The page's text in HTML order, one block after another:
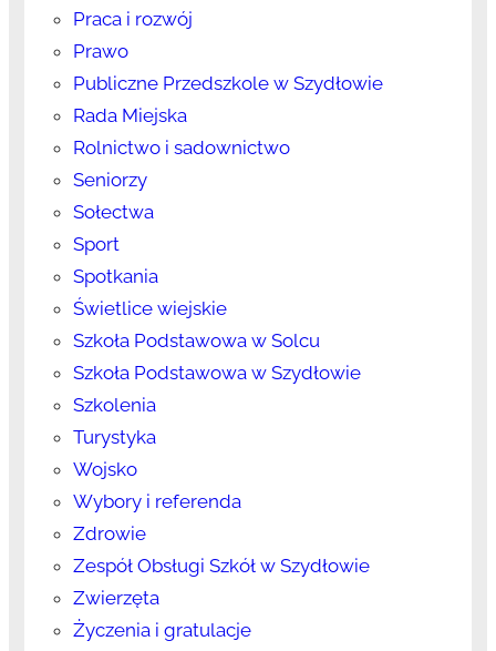
Praca i rozwój
Prawo
Publiczne Przedszkole w Szydłowie
Rada Miejska
Rolnictwo i sadownictwo
Seniorzy
Sołectwa
Sport
Spotkania
Świetlice wiejskie
Szkoła Podstawowa w Solcu
Szkoła Podstawowa w Szydłowie
Szkolenia
Turystyka
Wojsko
Wybory i referenda
Zdrowie
Zespół Obsługi Szkół w Szydłowie
Zwierzęta
Życzenia i gratulacje